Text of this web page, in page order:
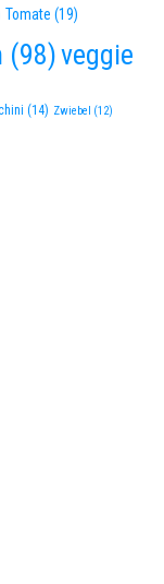
Tomate (19)
(98)veggie
(14) Zwiebel (12)